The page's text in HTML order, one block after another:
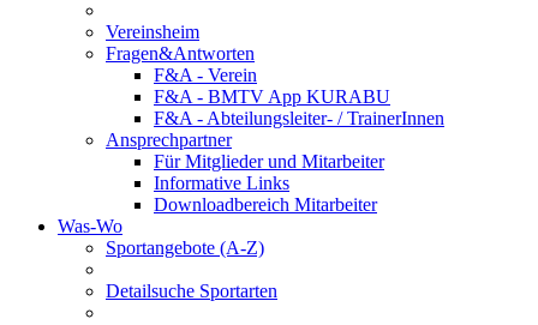
Vereinsheim
Fragen&Antworten
F&A - Verein
F&A - BMTV App KURABU
F&A - Abteilungsleiter- / TrainerInnen
Ansprechpartner
Für Mitglieder und Mitarbeiter
Informative Links
Downloadbereich Mitarbeiter
Was-Wo
Sportangebote (A-Z)
Detailsuche Sportarten